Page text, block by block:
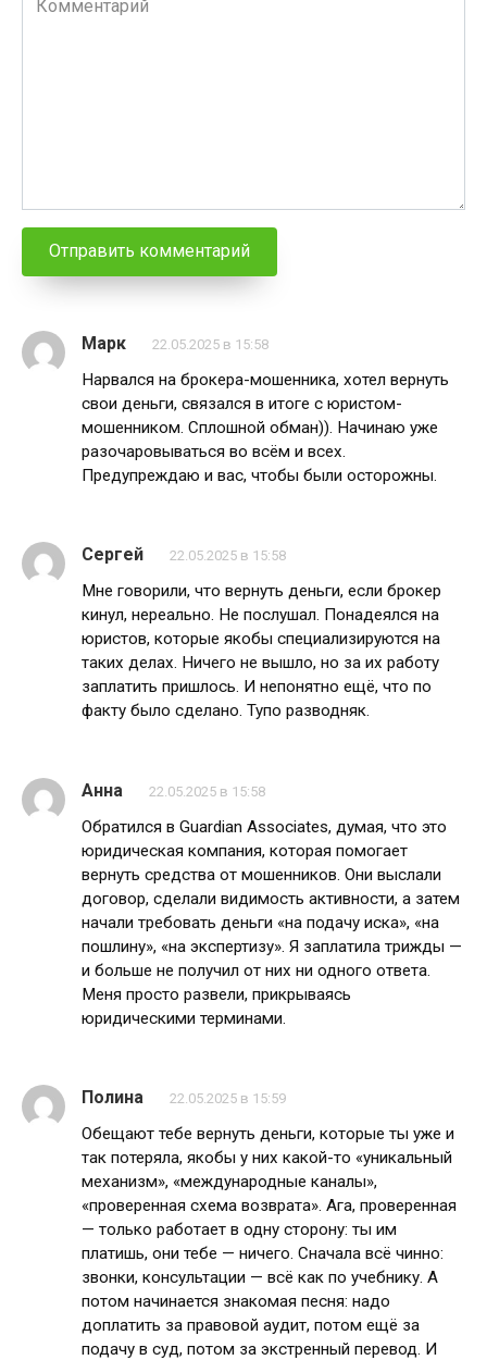
Марк 22.05.2025 в 15:58
Нарвался на брокера-мошенника, хотел вернуть
свои деньги, связался в итоге с юристом-
мошенником. Сплошной обман)). Начинаю уже
разочаровываться во всём и всех.
Предупреждаю и вас, чтобы были осторожны.
Сергей 22.05.2025 в 15:58
Мне говорили, что вернуть деньги, если брокер
кинул, нереально. Не послушал. Понадеялся на
юристов, которые якобы специализируются на
таких делах. Ничего не вышло, но за их работу
заплатить пришлось. И непонятно ещё, что по
факту было сделано. Тупо разводняк.
Анна 22.05.2025 в 15:58
Обратился в Guardian Associates, думая, что это
юридическая компания, которая помогает
вернуть средства от мошенников. Они выслали
договор, сделали видимость активности, а затем
начали требовать деньги «на подачу иска», «на
пошлину», «на экспертизу». Я заплатила трижды —
и больше не получил от них ни одного ответа.
Меня просто развели, прикрываясь
юридическими терминами.
Полина 22.05.2025 в 15:59
Обещают тебе вернуть деньги, которые ты уже и
так потеряла, якобы у них какой-то «уникальный
механизм», «международные каналы»,
«проверенная схема возврата». Ага, проверенная
— только работает в одну сторону: ты им
платишь, они тебе — ничего. Сначала всё чинно:
звонки, консультации — всё как по учебнику. А
потом начинается знакомая песня: надо
доплатить за правовой аудит, потом ещё за
подачу в суд, потом за экстренный перевод. И